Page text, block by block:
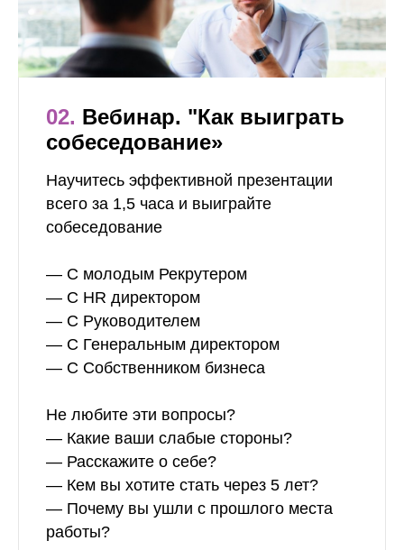
02. Вебинар. "Как выиграть
собеседование»
Научитесь эффективной презентации
всего за 1,5 часа и выиграйте
собеседование
— С молодым Рекрутером
— С HR директором
— С Руководителем
— С Генеральным директором
— С Собственником бизнеса
Не любите эти вопросы?
— Какие ваши слабые стороны?
— Расскажите о себе?
— Кем вы хотите стать через 5 лет?
— Почему вы ушли с прошлого места
работы?